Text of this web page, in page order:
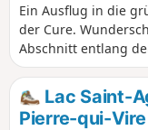
Ein Ausflug in die
der Cure.
Abschnitt entlang
zweimal ein wenig
für jemanden, der
gut zu bewältigen,
Lac Saint-
Pierre-qui-Vire